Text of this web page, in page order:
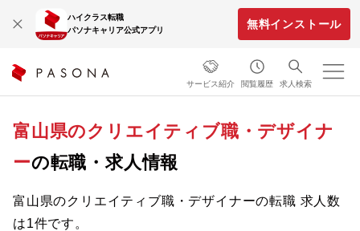
ハイクラス転職
パソナキャリア公式アプリ
無料インストール
サービス紹介 閲覧履歴 求人検索
富山県のクリエイティブ職・デザイナ
ーの転職・求人情報
富山県のクリエイティブ職・デザイナーの転職 求人数
は1件です。